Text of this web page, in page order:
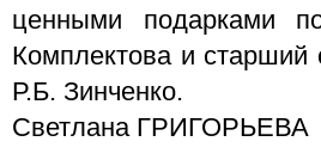
ценными подарками
Комплектова и старший
Р.Б. Зинченко.
Светлана ГРИГОРЬЕВА